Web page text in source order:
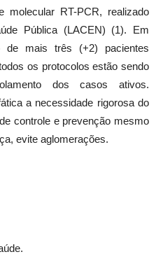
molecular RT-PCR, realizado
Pública (LACEN) (1). Em
de mais três (+2) pacientes
os protocolos estão sendo
dos casos ativos.
a necessidade rigorosa do
controle e prevenção mesmo
evite aglomerações.